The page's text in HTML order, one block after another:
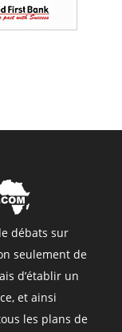
débats sur
seulement de
d’établir un
et ainsi
les plans de